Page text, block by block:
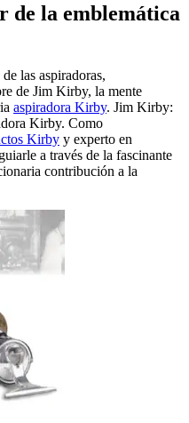
la emblemática
las aspiradoras,
de Jim Kirby, la mente
aspiradora Kirby. Jim Kirby:
Kirby. Como
Kirby y experto en
a través de la fascinante
contribución a la